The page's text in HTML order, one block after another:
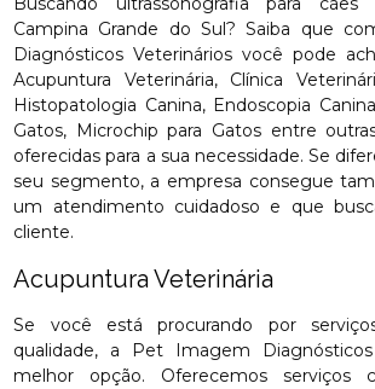
Campina Grande do Sul? Saiba que
Diagnósticos Veterinários você pode
Acupuntura Veterinária, Clínica
Histopatologia Canina, Endoscopia
Gatos, Microchip para Gatos entre
oferecidas para a sua necessidade. Se
seu segmento, a empresa consegue
um atendimento cuidadoso e que
cliente.
Acupuntura Veterinária
Se você está procurando por
qualidade, a Pet Imagem
melhor opção. Oferecemos serviços